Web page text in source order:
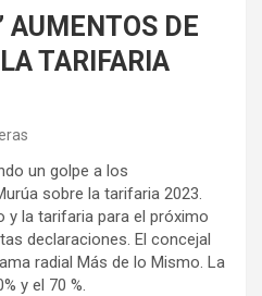
AUMENTOS DE
TARIFARIA
un golpe a los
sobre la tarifaria 2023.
y la tarifaria para el próximo
declaraciones. El concejal
radial Más de lo Mismo. La
y el 70 %.